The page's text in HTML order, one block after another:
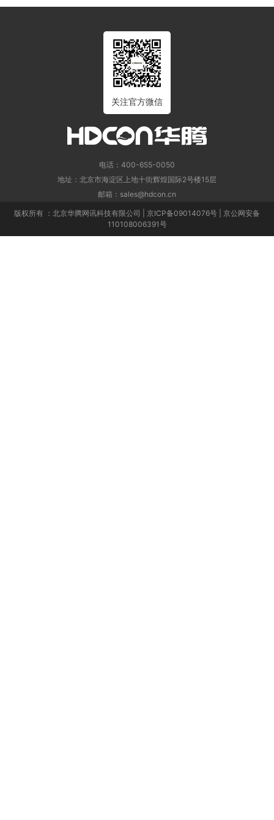
关注官方微信
电话：400-655-0050
地址：北京市海淀区上地十街辉煌国际2号楼15层
邮箱：sales@hdcon.cn
版权所有 ：北京华腾网讯科技有限公司 | 京ICP备09014076号 | 京公网安备
110108006391号